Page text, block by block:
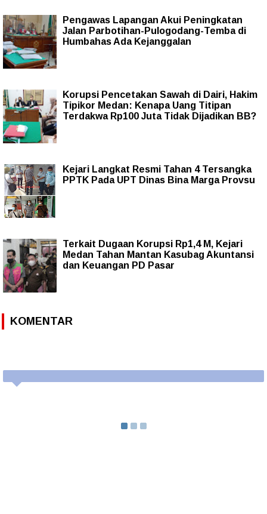
Pengawas Lapangan Akui Peningkatan
Jalan Parbotihan-Pulogodang-Temba di
Humbahas Ada Kejanggalan
Korupsi Pencetakan Sawah di Dairi, Hakim
Tipikor Medan: Kenapa Uang Titipan
Terdakwa Rp100 Juta Tidak Dijadikan BB?
Kejari Langkat Resmi Tahan 4 Tersangka
PPTK Pada UPT Dinas Bina Marga Provsu
Terkait Dugaan Korupsi Rp1,4 M, Kejari
Medan Tahan Mantan Kasubag Akuntansi
dan Keuangan PD Pasar
KOMENTAR